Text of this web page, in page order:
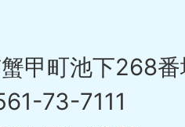
甲町池下268
73-7111